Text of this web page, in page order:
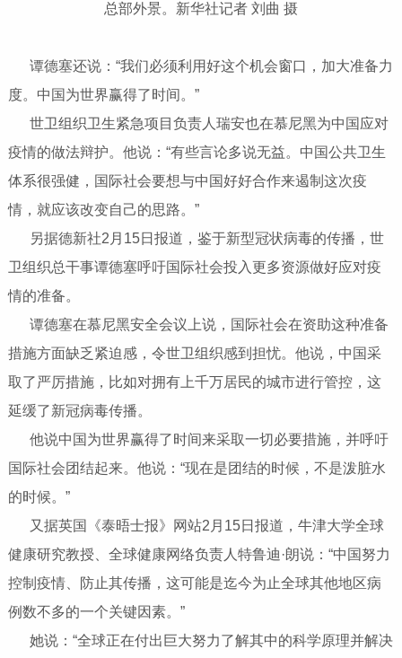
总部外景。新华社记者 刘曲 摄
谭德塞还说：“我们必须利用好这个机会窗口，加大准备力
度。中国为世界赢得了时间。”
世卫组织卫生紧急项目负责人瑞安也在慕尼黑为中国应对
疫情的做法辩护。他说：“有些言论多说无益。中国公共卫生
体系很强健，国际社会要想与中国好好合作来遏制这次疫
情，就应该改变自己的思路。”
另据德新社2月15日报道，鉴于新型冠状病毒的传播，世
卫组织总干事谭德塞呼吁国际社会投入更多资源做好应对疫
情的准备。
谭德塞在慕尼黑安全会议上说，国际社会在资助这种准备
措施方面缺乏紧迫感，令世卫组织感到担忧。他说，中国采
取了严厉措施，比如对拥有上千万居民的城市进行管控，这
延缓了新冠病毒传播。
他说中国为世界赢得了时间来采取一切必要措施，并呼吁
国际社会团结起来。他说：“现在是团结的时候，不是泼脏水
的时候。”
又据英国《泰晤士报》网站2月15日报道，牛津大学全球
健康研究教授、全球健康网络负责人特鲁迪·朗说：“中国努力
控制疫情、防止其传播，这可能是迄今为止全球其他地区病
例数不多的一个关键因素。”
她说：“全球正在付出巨大努力了解其中的科学原理并解决